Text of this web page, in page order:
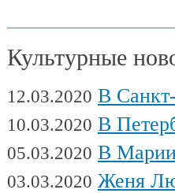
Культурные
12.03.2020 В Санкт-
10.03.2020 В
05.03.2020 В
03.03.2020 Женя Любич